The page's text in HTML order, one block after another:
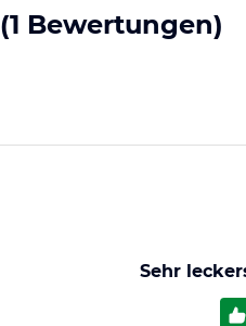
(1 Bewertungen)
Sehr